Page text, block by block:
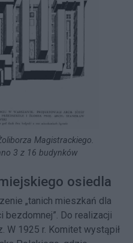
Magistrackiego.
3 z 16 budynków
osiedla
„tanich mieszkań dla
bezdomnej”. Do realizacji
W 1925 r. Komitet wystąpił